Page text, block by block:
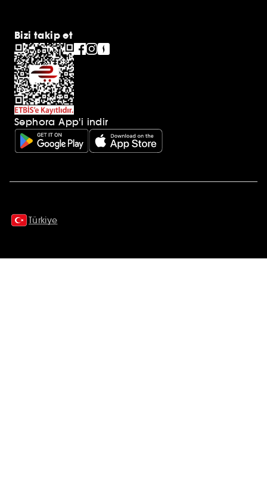
Bizi takip et
Sephora App'i indir
Türkiye